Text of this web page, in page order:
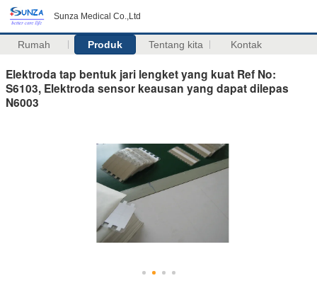
Sunza Medical Co.,Ltd
Rumah Produk Tentang kita Kontak
Elektroda tap bentuk jari lengket yang kuat Ref No:
S6103, Elektroda sensor keausan yang dapat dilepas
N6003